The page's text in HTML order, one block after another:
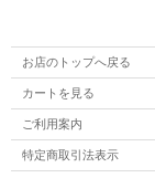
お店のトップへ戻る
カートを見る
ご利用案内
特定商取引法表示